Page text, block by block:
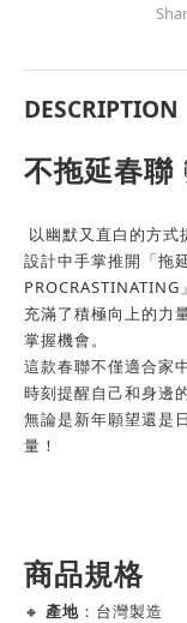
DESCRIPTION
不拖延春聯
以幽默又直白的方式
設計中手掌推開「拖
PROCRASTINATING
充滿了積極向上的力
掌握機會。
這款春聯不僅適合家
時刻提醒自己和身邊
無論是新年願望還是
量！
商品規格
🔸 產地 ：台灣製造